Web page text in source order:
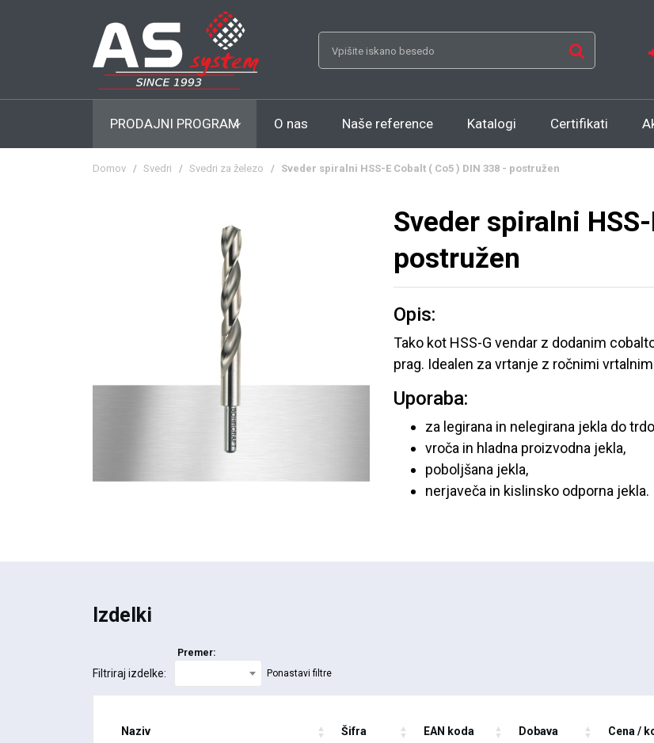
PRODAJNI PROGRAM O nas Naše reference Katalogi Certifikati
Domov / Svedri / Svedri za železo / Sveder spiralni HSS-E Cobalt ( Co5 ) DIN 338 - postružen
Sveder spiralni
postružen
Opis:
Tako kot HSS-G vendar z dodanim
prag. Idealen za vrtanje z ročnimi
Uporaba:
za legirana in nelegirana jekla do
vroča in hladna proizvodna jekla,
poboljšana jekla,
nerjaveča in kislinsko odporna jekla.
Izdelki
Filtriraj izdelke:
Premer:
Ponastavi filtre
Naziv Šifra EAN koda Dobava Cena /